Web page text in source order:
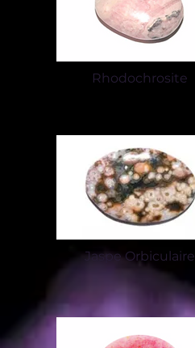
Rhodochrosite
Jaspe Orbiculaire